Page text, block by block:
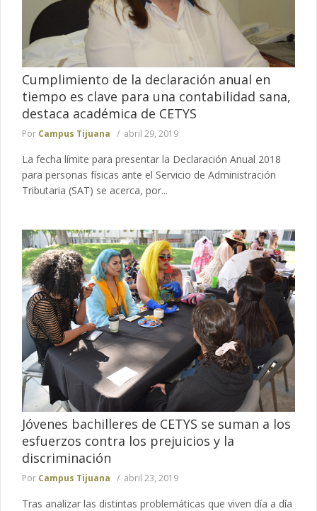
Cumplimiento de la declaración anual en
tiempo es clave para una contabilidad sana,
destaca académica de CETYS
Por Campus Tijuana abril 29, 2019
La fecha límite para presentar la Declaración Anual 2018
para personas físicas ante el Servicio de Administración
Tributaria (SAT) se acerca, por...
Jóvenes bachilleres de CETYS se suman a los
esfuerzos contra los prejuicios y la
discriminación
Por Campus Tijuana abril 23, 2019
Tras analizar las distintas problemáticas que viven día a día